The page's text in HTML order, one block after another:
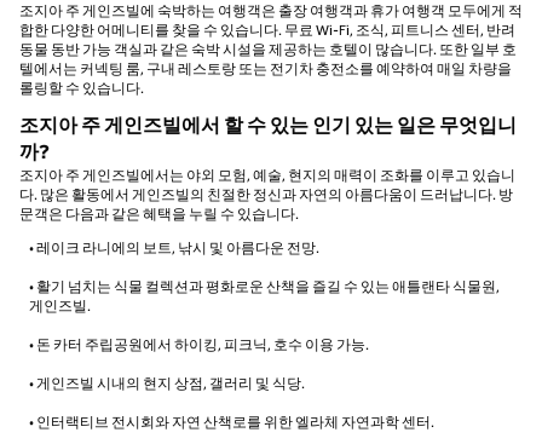
조지아 주 게인즈빌에 숙박하는 여행객은 출장 여행객과 휴가 여행객 모두에게 적
합한 다양한 어메니티를 찾을 수 있습니다. 무료 Wi-Fi, 조식, 피트니스 센터, 반려
동물 동반 가능 객실과 같은 숙박 시설을 제공하는 호텔이 많습니다. 또한 일부 호
텔에서는 커넥팅 룸, 구내 레스토랑 또는 전기차 충전소를 예약하여 매일 차량을
롤링할 수 있습니다.
조지아 주 게인즈빌에서 할 수 있는 인기 있는 일은 무엇입니
까?
조지아 주 게인즈빌에서는 야외 모험, 예술, 현지의 매력이 조화를 이루고 있습니
다. 많은 활동에서 게인즈빌의 친절한 정신과 자연의 아름다움이 드러납니다. 방
문객은 다음과 같은 혜택을 누릴 수 있습니다.
• 레이크 라니에의 보트, 낚시 및 아름다운 전망.
• 활기 넘치는 식물 컬렉션과 평화로운 산책을 즐길 수 있는 애틀랜타 식물원,
게인즈빌.
• 돈 카터 주립공원에서 하이킹, 피크닉, 호수 이용 가능.
• 게인즈빌 시내의 현지 상점, 갤러리 및 식당.
• 인터랙티브 전시회와 자연 산책로를 위한 엘라체 자연과학 센터.